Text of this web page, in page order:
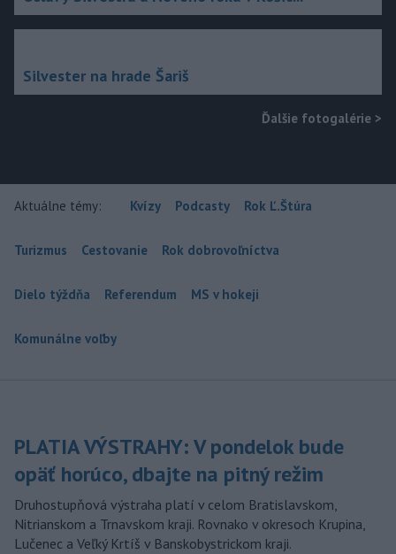
Silvester na hrade Šariš
Ďalšie fotogalérie >
Aktuálne témy: Kvízy Podcasty Rok Ľ.Štúra
Turizmus Cestovanie Rok dobrovoľníctva
Dielo týždňa Referendum MS v hokeji
Komunálne voľby
PLATIA VÝSTRAHY: V pondelok bude
opäť horúco, dbajte na pitný režim
Druhostupňová výstraha platí v celom Bratislavskom,
Nitrianskom a Trnavskom kraji. Rovnako v okresoch Krupina,
Lučenec a Veľký Krtíš v Banskobystrickom kraji.